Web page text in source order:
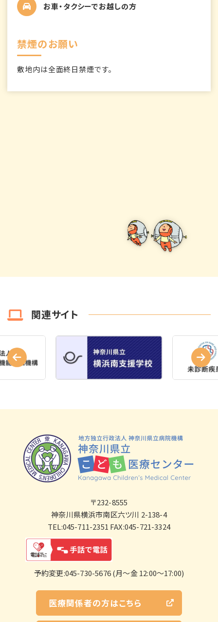
お車・タクシーでお越しの方
禁煙のお願い
敷地内は全面終日禁煙です。
関連サイト
〒232-8555
神奈川県横浜市南区六ツ川 2-138-4
TEL:045-711-2351 FAX:045-721-3324
予約変更:045-730-5676 (月～金 12:00～17:00)
医療関係者の方はこちら